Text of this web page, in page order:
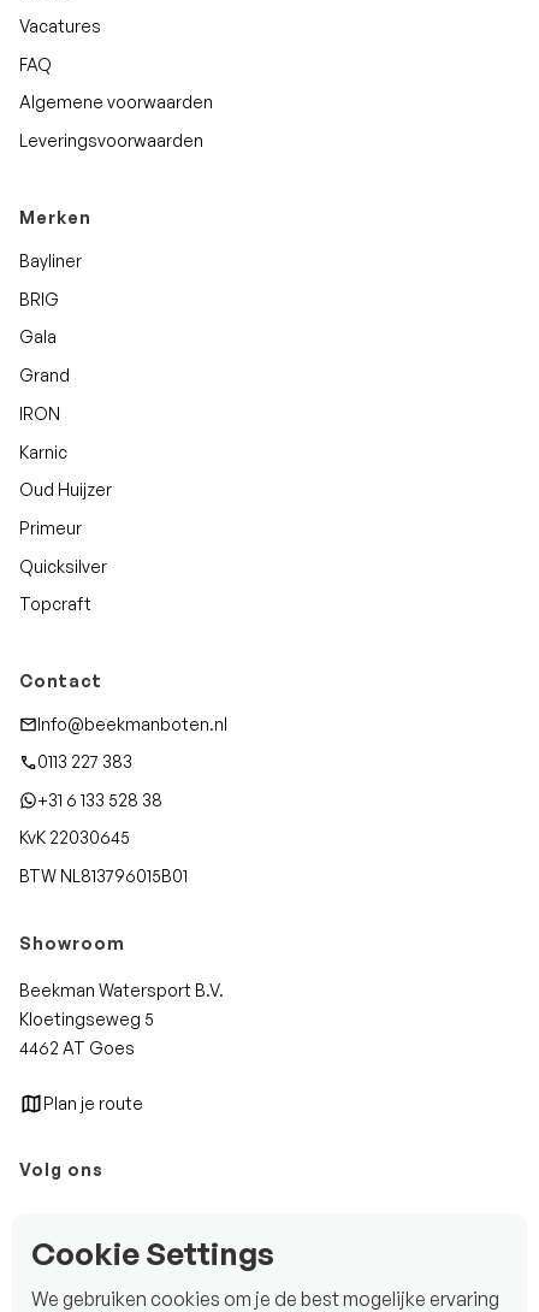
Vacatures
FAQ
Algemene voorwaarden
Leveringsvoorwaarden
Merken
Bayliner
BRIG
Gala
Grand
IRON
Karnic
Oud Huijzer
Primeur
Quicksilver
Topcraft
Contact
Info@beekmanboten.nl
0113 227 383
+31 6 133 528 38
KvK 22030645
BTW NL813796015B01
Showroom
Beekman Watersport B.V.
Kloetingseweg 5
4462 AT Goes
Plan je route
Volg ons
Cookie Settings
We gebruiken cookies om je de best mogelijke ervaring